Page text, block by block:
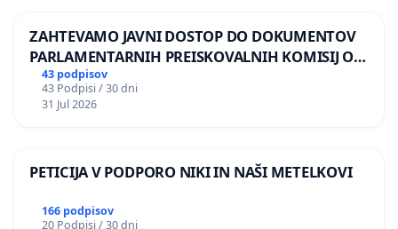
ZAHTEVAMO JAVNI DOSTOP DO DOKUMENTOV
PARLAMENTARNIH PREISKOVALNIH KOMISIJ O
ILEGALNI TRGOVINI Z OROŽJEM
43 podpisov
43 Podpisi / 30 dni
31 Jul 2026
PETICIJA V PODPORO NIKI IN NAŠI METELKOVI
166 podpisov
20 Podpisi / 30 dni